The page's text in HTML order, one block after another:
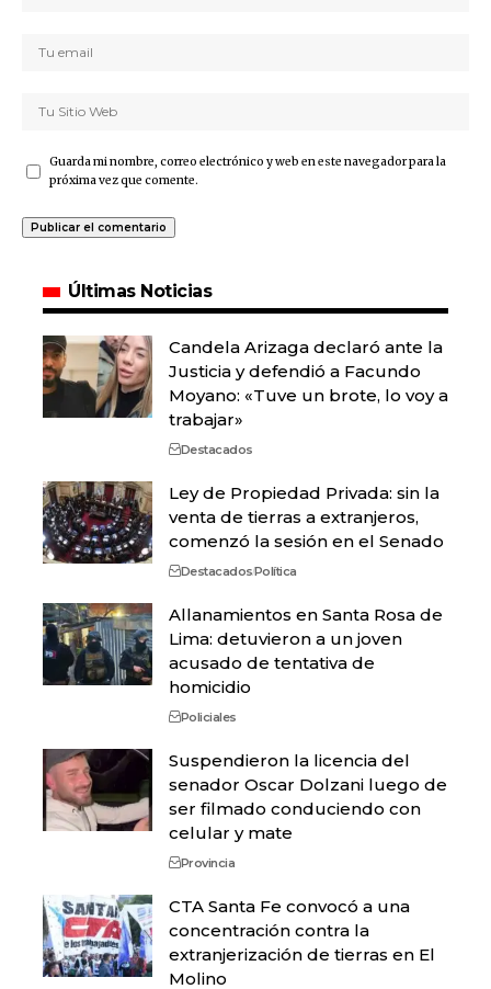
Guarda mi nombre, correo electrónico y web en este navegador para la
próxima vez que comente.
Últimas Noticias
Candela Arizaga declaró ante la
Justicia y defendió a Facundo
Moyano: «Tuve un brote, lo voy a
trabajar»
Destacados
Ley de Propiedad Privada: sin la
venta de tierras a extranjeros,
comenzó la sesión en el Senado
DestacadosPolítica
Allanamientos en Santa Rosa de
Lima: detuvieron a un joven
acusado de tentativa de
homicidio
Policiales
Suspendieron la licencia del
senador Oscar Dolzani luego de
ser filmado conduciendo con
celular y mate
Provincia
CTA Santa Fe convocó a una
concentración contra la
extranjerización de tierras en El
Molino